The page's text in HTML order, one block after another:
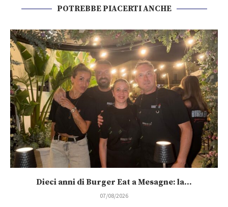
POTREBBE PIACERTI ANCHE
Dieci anni di Burger Eat a Mesagne: la...
07/08/2026